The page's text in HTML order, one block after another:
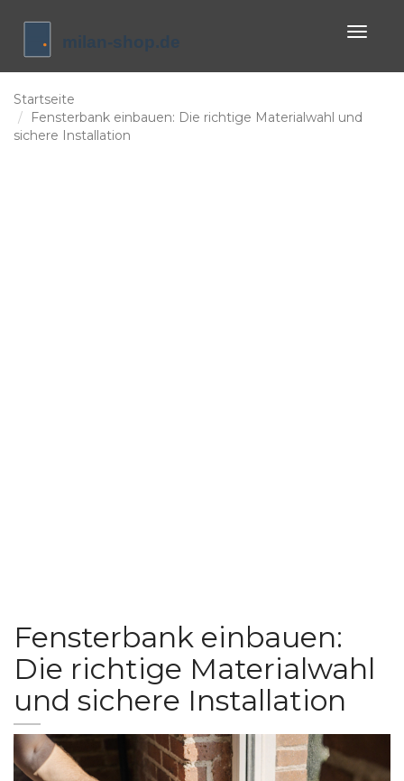
Startseite
Fensterbank einbauen: Die richtige Materialwahl und
sichere Installation
Fensterbank einbauen:
Die richtige Materialwahl
und sichere Installation